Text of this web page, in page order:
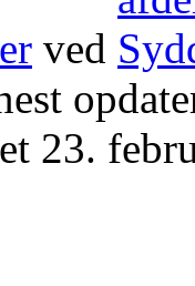
ved
23.